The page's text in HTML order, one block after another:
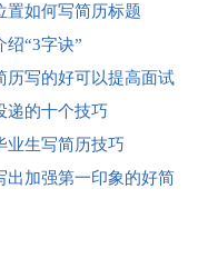
置如何写简历标题
绍“3字诀”
历写的好可以提高面试
递的十个技巧
业生写简历技巧
出加强第一印象的好简